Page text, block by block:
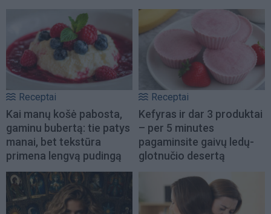
Receptai
Kai manų košė pabosta,
gaminu bubertą: tie patys
manai, bet tekstūra
primena lengvą pudingą
Receptai
Kefyras ir dar 3 produktai
– per 5 minutes
pagaminsite gaivų ledų-
glotnučio desertą